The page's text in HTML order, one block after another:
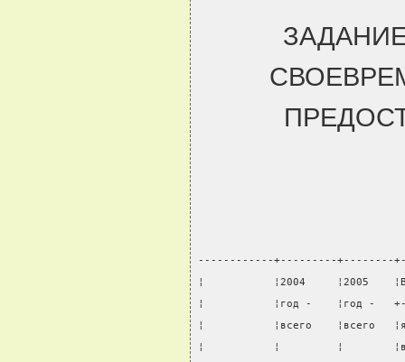
------------+---------
¦           ¦2004     ¦2005
¦           ¦год -    ¦год -
¦           ¦всего    ¦всего   ¦ян-
¦           ¦         ¦